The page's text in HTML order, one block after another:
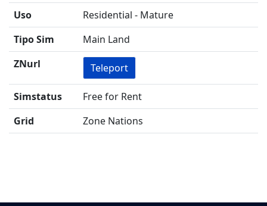
Uso
Residential - Mature
Tipo Sim
Main Land
ZNurl
Teleport
Simstatus
Free for Rent
Grid
Zone Nations